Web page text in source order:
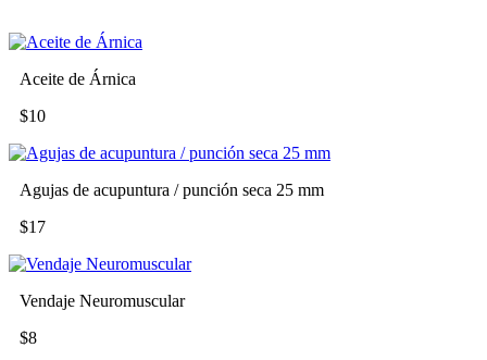
Aceite de Árnica
$10
Agujas de acupuntura / punción seca 25 mm
$17
Vendaje Neuromuscular
$8